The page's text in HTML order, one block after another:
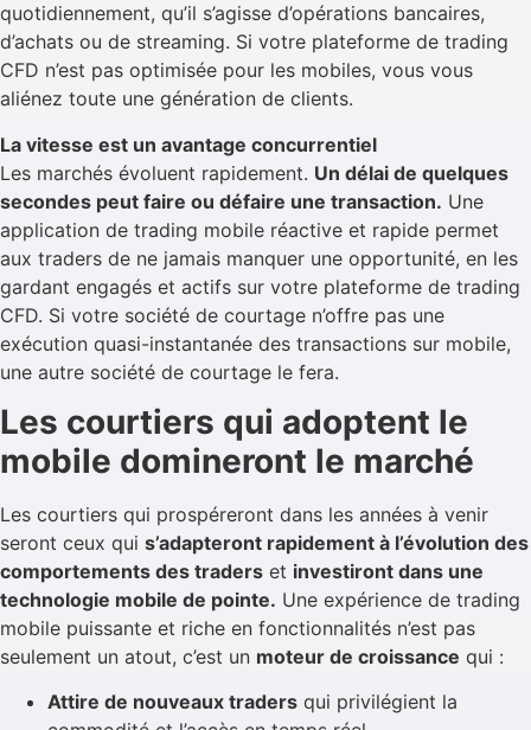
quotidiennement, qu’il s’agisse d’opérations bancaires,
d’achats ou de streaming. Si votre plateforme de trading
CFD n’est pas optimisée pour les mobiles, vous vous
aliénez toute une génération de clients.
La vitesse est un avantage concurrentiel
Les marchés évoluent rapidement. Un délai de quelques
secondes peut faire ou défaire une transaction. Une
application de trading mobile réactive et rapide permet
aux traders de ne jamais manquer une opportunité, en les
gardant engagés et actifs sur votre plateforme de trading
CFD. Si votre société de courtage n’offre pas une
exécution quasi-instantanée des transactions sur mobile,
une autre société de courtage le fera.
Les courtiers qui adoptent le
mobile domineront le marché
Les courtiers qui prospéreront dans les années à venir
seront ceux qui s’adapteront rapidement à l’évolution des
comportements des traders et investiront dans une
technologie mobile de pointe. Une expérience de trading
mobile puissante et riche en fonctionnalités n’est pas
seulement un atout, c’est un moteur de croissance qui :
Attire de nouveaux traders qui privilégient la